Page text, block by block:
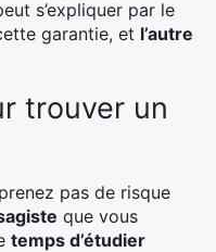
s’expliquer par le
garantie, et l’autre
trouver un
pas de risque
que vous
temps d’étudier